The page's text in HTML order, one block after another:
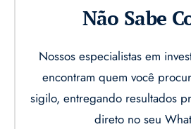
Não Sabe
Nossos especialistas em
encontram quem você
sigilo, entregando resultados
direto no seu